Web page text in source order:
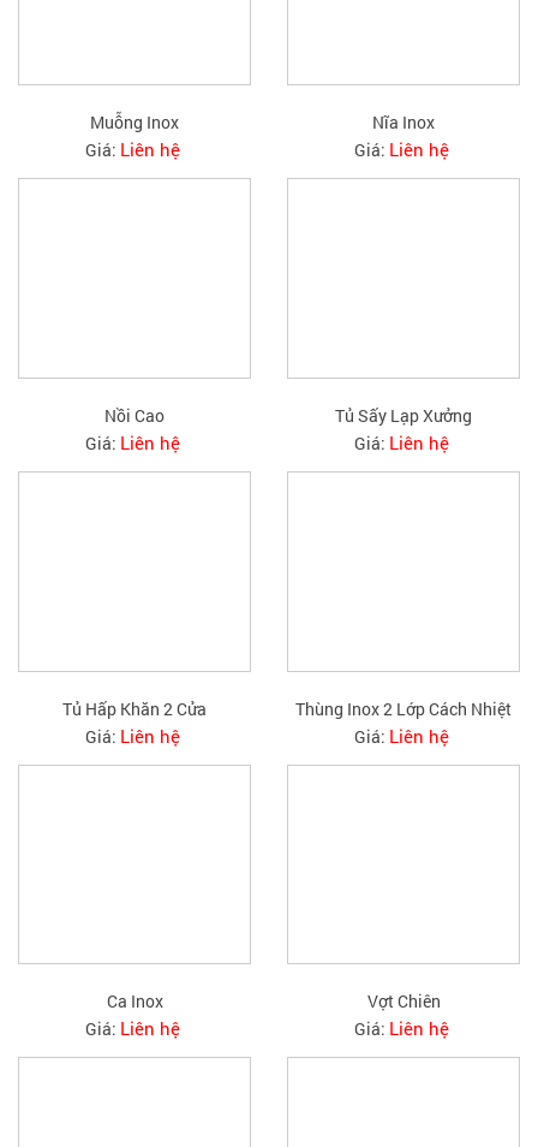
Muỗng Inox
Giá: Liên hệ
Nĩa Inox
Giá: Liên hệ
Nồi Cao
Giá: Liên hệ
Tủ Sấy Lạp Xưởng
Giá: Liên hệ
Tủ Hấp Khăn 2 Cửa
Giá: Liên hệ
Thùng Inox 2 Lớp Cách Nhiệt
Giá: Liên hệ
Ca Inox
Giá: Liên hệ
Vợt Chiên
Giá: Liên hệ